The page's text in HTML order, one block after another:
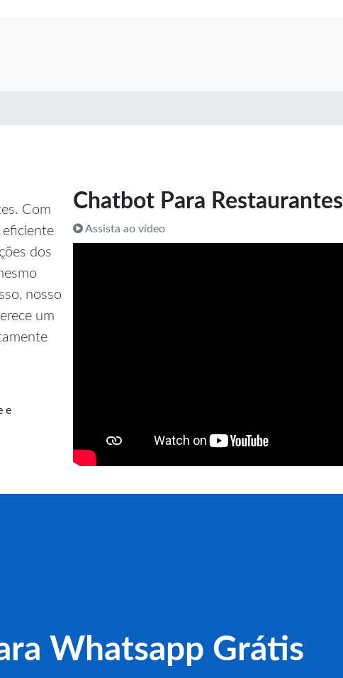
Chatbot Para Restaurantes
Assista ao vídeo
Com
eficiente
dos
nosso
um
e
Whatsapp Grátis